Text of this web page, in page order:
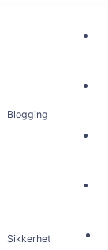
Blogging
Sikkerhet